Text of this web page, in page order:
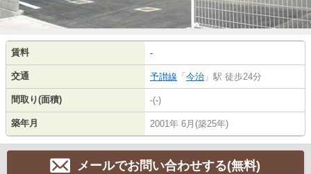
賃料 -
交通 予讃線 「 今治 」駅 徒歩24分
間取り(面積) -(-)
築年月 2001年 6月(築25年)
メールでお問い合わせする(無料)